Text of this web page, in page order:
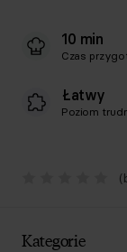
10 min
Czas
Łatwy
Poziom
Kategorie